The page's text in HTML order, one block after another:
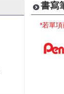
書寫
*若單